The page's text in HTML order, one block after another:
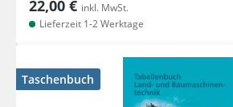
22,00 € inkl. MwSt.
Lieferzeit 1-2 Werktage
Taschenbuch